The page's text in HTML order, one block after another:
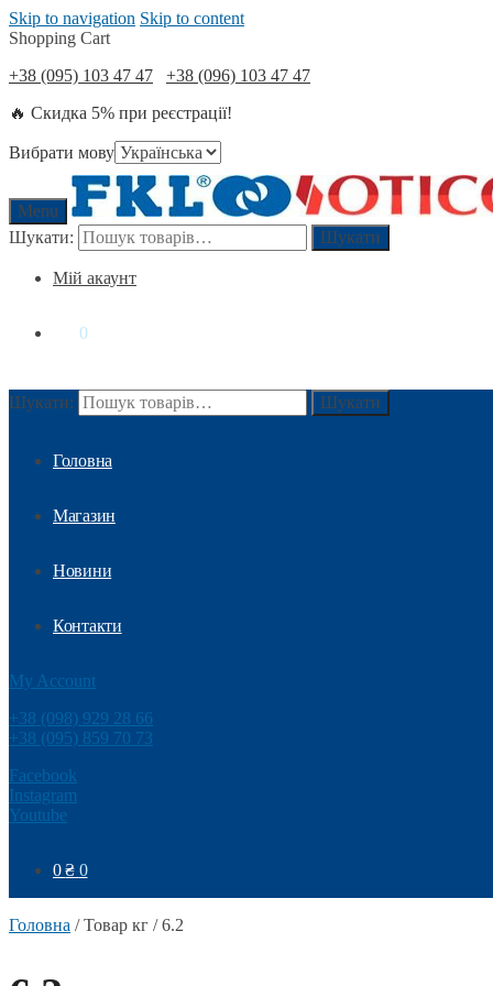
Skip to navigation Skip to content
Shopping Cart
+38 (095) 103 47 47
+38 (096) 103 47 47
🔥 Скидка 5% при реєстрації!
Вибрати мову
Menu
Шукати:
Шукати
Мій акаунт
0
Шукати: Шукати
Головна
Магазин
Новини
Контакти
My Account
+38 (098) 929 28 66
+38 (095) 859 70 73
Facebook
Instagram
Youtube
0₴ 0
Головна /Товар кг /6.2